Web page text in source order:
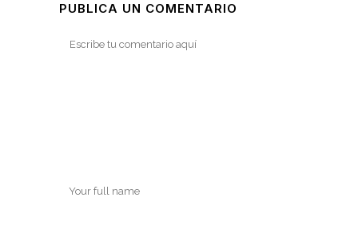
PUBLICA UN COMENTARIO